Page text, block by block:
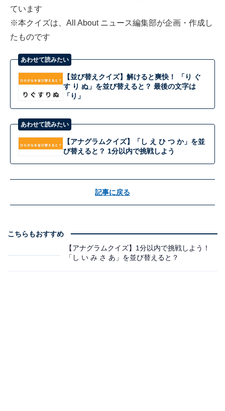
ています
※本クイズは、All About ニュース編集部が企画・作成し
たものです
あわせて読みたい
【並び替えクイズ】解けると爽快！ 「り ぐ
す り ぬ」を並び替えると？ 最後の文字は
「り」
あわせて読みたい
【アナグラムクイズ】「し え ひ つ か」を並
び替えると？ 1分以内で挑戦しよう
記事に戻る
こちらもおすすめ
【アナグラムクイズ】1分以内で挑戦しよう！
「し い み さ あ」を並び替えると？